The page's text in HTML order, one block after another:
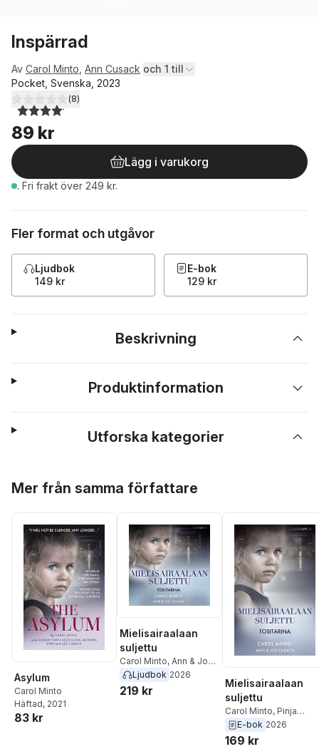
Inspärrad
Av Carol Minto Ann Cusack och 1 till
Pocket, Svenska, 2023
4,1utav 5 stjärnor. Totalt antal röster:
(8)
89 kr
Lägg i varukorg
. Fri frakt över 249 kr.
Fler format och utgåvor
Ljudbok
149 kr
E-bok
129 kr
Beskrivning
Produktinformation
Utforska kategorier
Mer från samma författare
Asylum
Carol Minto
Häftad, 2021
83 kr
Mielisairaalaan
suljettu
Carol Minto, Ann & Joe
Cusack
Ljudbok 2026
219 kr
Mielisairaalaan
suljettu
Carol Minto, Pinja
Mikkonen / Nuanxed
Ann & Joe Cusack
E-bok 2026
169 kr